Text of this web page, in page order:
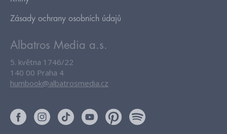
Zásady ochrany osobních údajů
Albatros Media a.s.
5. května 1746/22
140 00 Praha 4
humbook@albatrosmedia.cz